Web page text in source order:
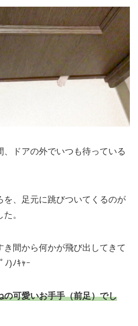
、ドアの外でいつも待っている
を、足元に跳びついてくるのが
。
き間から何かが飛び出してきて
)ﾉｷｬｰ
の可愛いお手手（前足）でし